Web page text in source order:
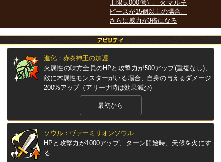
上限5,000億）、火マルチ
ピースが15個以上の場合、
さらに威力が3倍になる
進化：赤炎神王の加護
火属性の味方全員のHPと攻撃力が500アップ(重複なし)、
敵に木属性モンスターがいる場合、自身の与えるダメージ
200%アップ（アリーナ時は効果減少)
最初から
ソウル：ヴァーミリオンソウル
HPと攻撃力が1000アップ、ターン開始時、天候を火にす
る